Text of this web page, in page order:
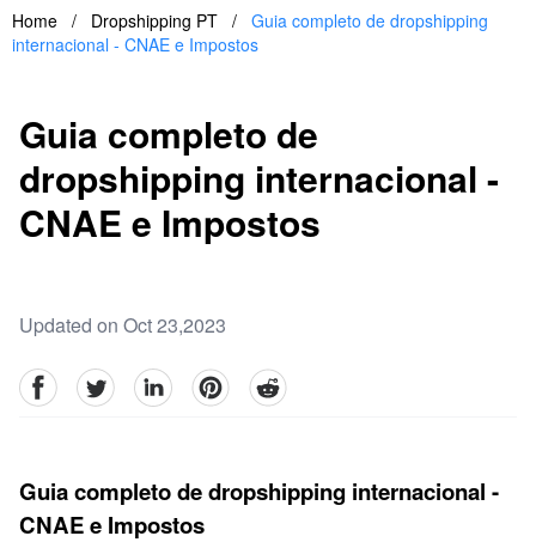
Home / Dropshipping PT / Guia completo de dropshipping
internacional - CNAE e Impostos
Guia completo de
dropshipping internacional -
CNAE e Impostos
Updated on Oct 23,2023
facebookTwitter linkedinpinterestreddit
Guia completo de dropshipping internacional -
CNAE e Impostos